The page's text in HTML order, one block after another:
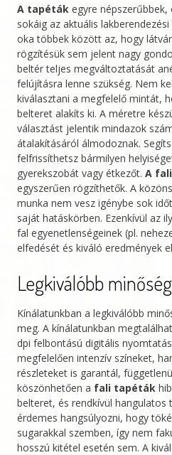
A tapéták egyre
sokáig az aktuális
oka többek között az, hogy
rögzítésük sem jelent nagy
beltér teljes megváltoztatását
felújításra lenne szükség. Nem
kiválasztani a megfelelő mintát,
belteret alakíts ki. A méretre
választást jelentik mindazok
átalakításáról álmodoznak.
felfrissíthetsz bármilyen
gyerekszobát vagy étkezőt.A
egyszerűen rögzíthetők. A
munka nem vesz igénybe sok
saját hatáskörben. Ezenkívül az
fal egyenetlenségeinek (pl.
elfedését és kiváló eredmények
Legkiválóbb
Kínálatunkban a legkiválóbb
meg. A kínálatunkban
dpi felbontású digitális
megfelelően intenzív színeket,
részleteket is garantál,
köszönhetően a fali tapéták
belteret, és rendkívül hangulatos
érdemes hangsúlyozni, hogy
sugarakkal szemben, így nem
hosszú kitétel esetén sem. A